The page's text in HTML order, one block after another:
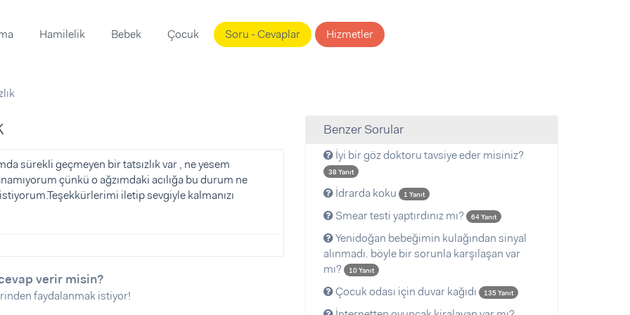
Hamilelik Bebek Çocuk Soru - Cevaplar Hizmetler
sürekli geçmeyen bir tatsızlık var , ne yesem
çünkü o ağzımdaki acılığa bu durum ne
iletip sevgiyle kalmanızı
verir misin?
faydalanmak istiyor!
Benzer Sorular
İyi bir göz doktoru tavsiye eder misiniz?
38 Yanıt
İdrarda koku 1 Yanıt
Smear testi yaptırdınız mı? 64 Yanıt
Yenidoğan bebeğimin kulağından sinyal
alınmadı. böyle bir sorunla karşılaşan var
mı?
10 Yanıt
Çocuk odası için duvar kağıdı 135 Yanıt